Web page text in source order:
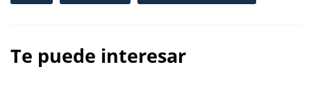
Te puede interesar